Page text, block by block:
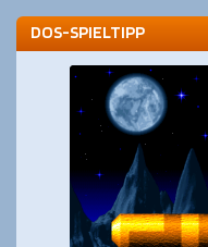
DOS-SPIELTIPP